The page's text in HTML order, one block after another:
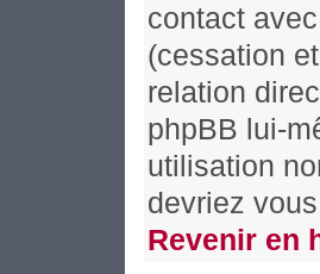
contact
(cessation
relation
phpBB lui-
utilisation
devriez
Revenir en